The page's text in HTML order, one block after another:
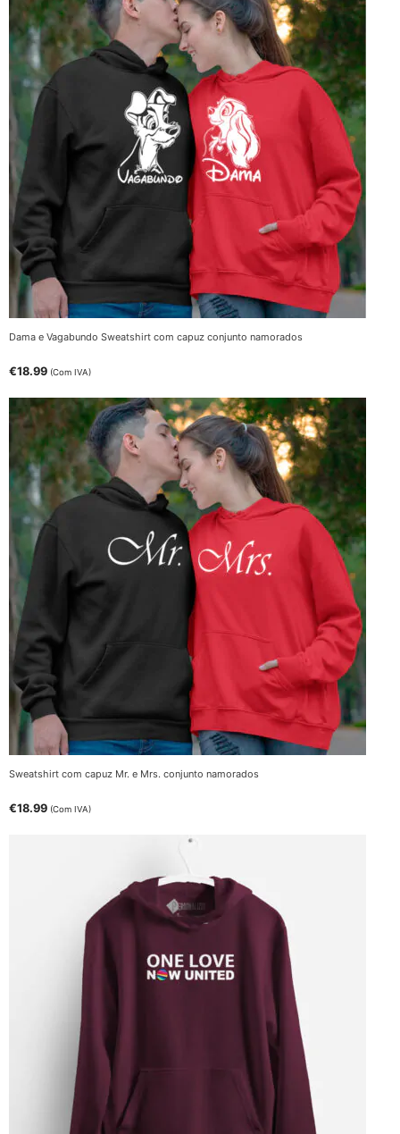
Dama e Vagabundo Sweatshirt com capuz conjunto namorados
€18.99 (Com IVA)
Sweatshirt com capuz Mr. e Mrs. conjunto namorados
€18.99 (Com IVA)